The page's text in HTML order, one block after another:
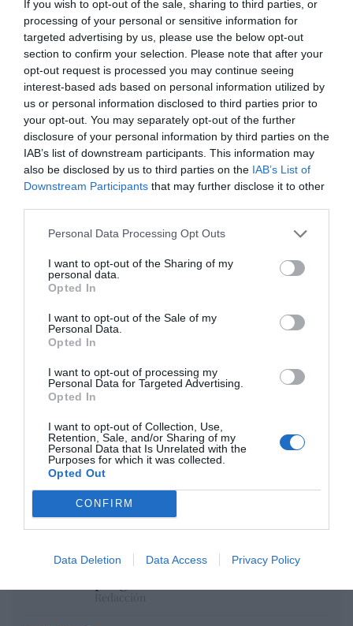
If you wish to opt-out of the sale, sharing to third parties, or
processing of your personal or sensitive information for
targeted advertising by us, please use the below opt-out
section to confirm your selection. Please note that after your
opt-out request is processed you may continue seeing
interest-based ads based on personal information utilized by
us or personal information disclosed to third parties prior to
your opt-out. You may separately opt-out of the further
disclosure of your personal information by third parties on the
IAB’s list of downstream participants. This information may
also be disclosed by us to third parties on the IAB’s List of
Downstream Participants that may further disclose it to other
Personal Data Processing Opt Outs
I want to opt-out of the Sharing of my
personal data.
Opted In
I want to opt-out of the Sale of my
Personal Data.
Opted In
I want to opt-out of processing my
Personal Data for Targeted Advertising.
Opted In
I want to opt-out of Collection, Use,
Retention, Sale, and/or Sharing of my
Personal Data that Is Unrelated with the
Purposes for which it was collected.
Opted Out
CONFIRM
Data Deletion Data Access Privacy Policy
Eulogio López
El IBEX 35 cerró la sesión del
miércoles en los 20.057 puntos,
un nuevo récord
Eulogio López
Ceuta. Nuestra Señora de África:
convertir al musulmán
Eulogio López
Argumentos
Eclipse Sánchez: "No te olvides de las gafas
protectoras. Así, el 12 de agosto sólo
tendrás que mirar al cielo"
Vox pide devolver a los hijos con
opina lo mismo... y es